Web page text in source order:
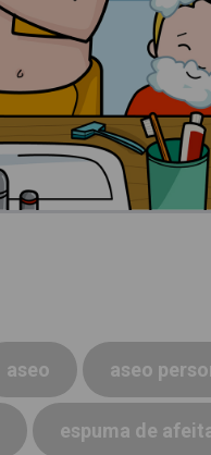
aseo aseo
espuma de